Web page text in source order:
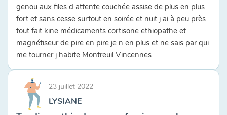
genou aux files d attente couchée assise de plus en plus
fort et sans cesse surtout en soirée et nuit j ai à peu près
tout fait kine médicaments cortisone ethiopathe et
magnétiseur de pire en pire je n en plus et ne sais par qui
me tourner j habite Montreuil Vincennes
23 juillet 2022
LYSIANE